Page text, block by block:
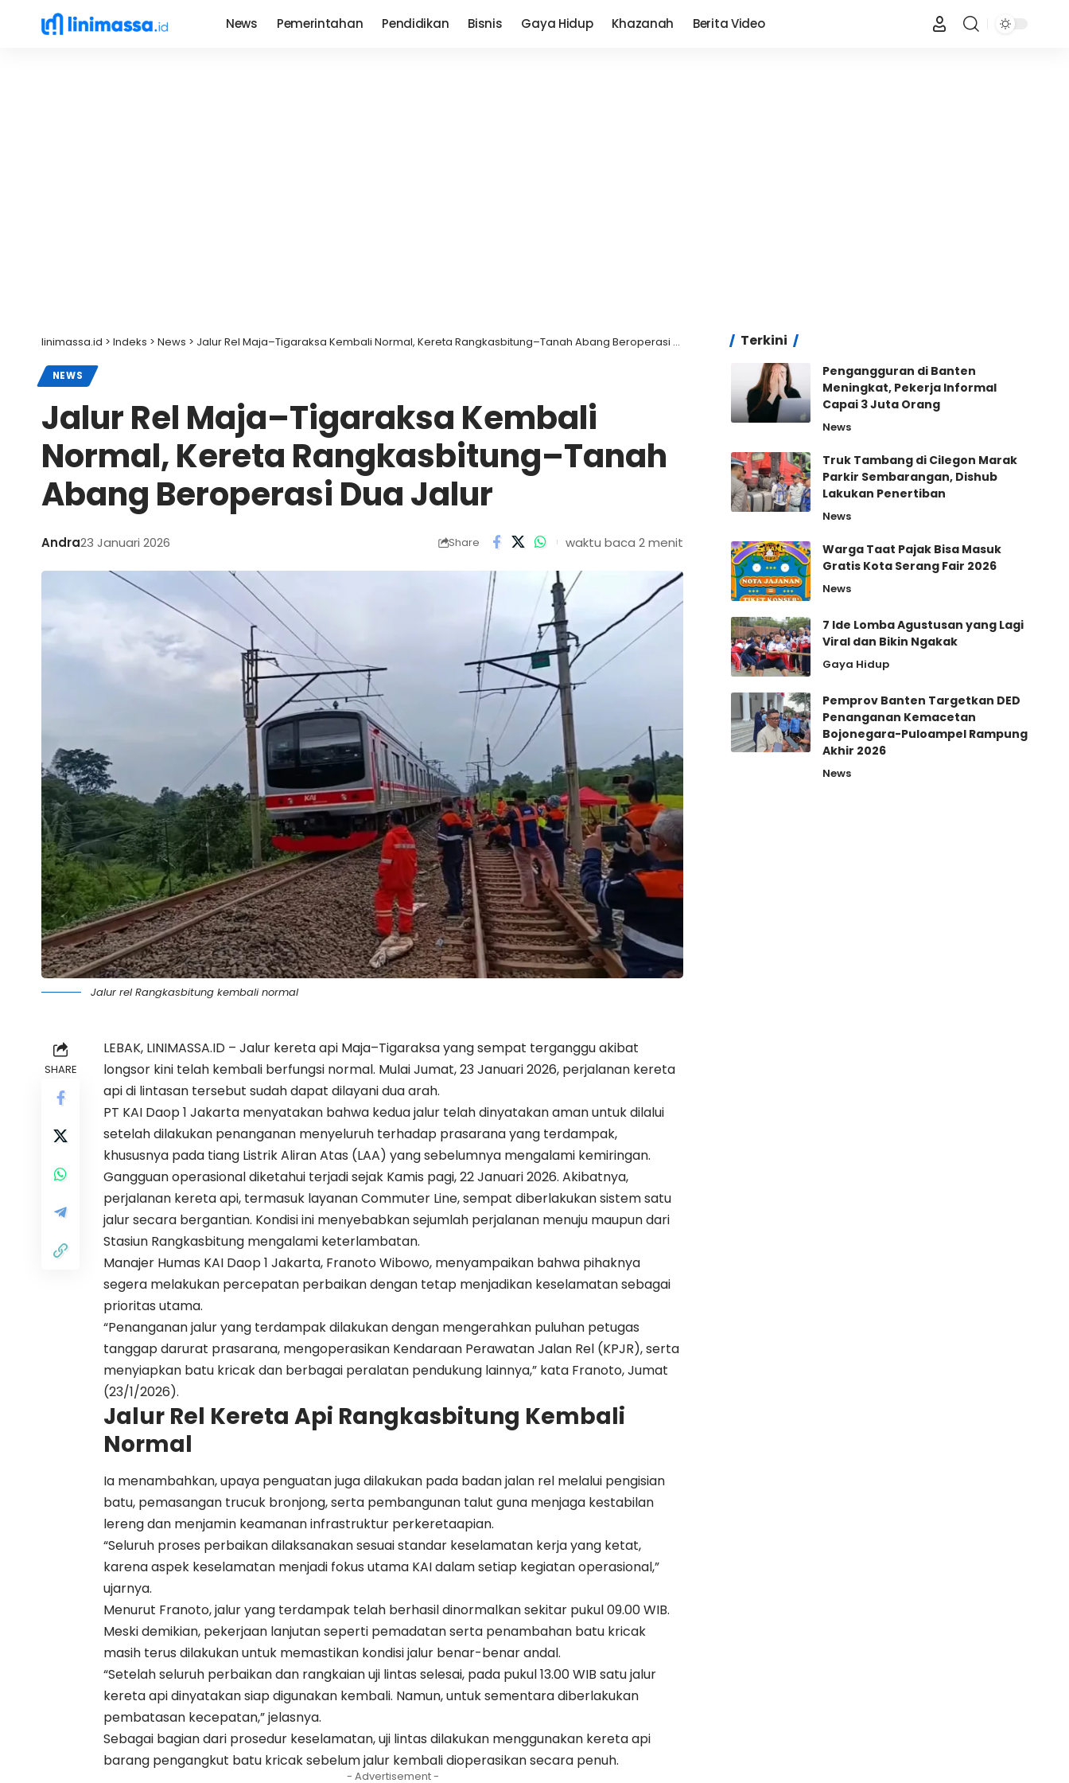
News Pemerintahan Pendidikan Bisnis Gaya Hidup Khazanah Berita Video
linimassa.id > Indeks > News > Jalur Rel Maja–Tigaraksa Kembali Normal, Kereta Rangkasbitung–Tanah Abang Beroperasi Dua Jalur
NEWS
Jalur Rel Maja–Tigaraksa Kembali
Normal, Kereta Rangkasbitung–Tanah
Abang Beroperasi Dua Jalur
Andra23 Januari 2026 Share waktu baca 2 menit
Jalur rel Rangkasbitung kembali normal
SHARE
LEBAK, LINIMASSA.ID – Jalur kereta api Maja–Tigaraksa yang sempat terganggu akibat
longsor kini telah kembali berfungsi normal. Mulai Jumat, 23 Januari 2026, perjalanan kereta
api di lintasan tersebut sudah dapat dilayani dua arah.
PT KAI Daop 1 Jakarta menyatakan bahwa kedua jalur telah dinyatakan aman untuk dilalui
setelah dilakukan penanganan menyeluruh terhadap prasarana yang terdampak,
khususnya pada tiang Listrik Aliran Atas (LAA) yang sebelumnya mengalami kemiringan.
Gangguan operasional diketahui terjadi sejak Kamis pagi, 22 Januari 2026. Akibatnya,
perjalanan kereta api, termasuk layanan Commuter Line, sempat diberlakukan sistem satu
jalur secara bergantian. Kondisi ini menyebabkan sejumlah perjalanan menuju maupun dari
Stasiun Rangkasbitung mengalami keterlambatan.
Manajer Humas KAI Daop 1 Jakarta, Franoto Wibowo, menyampaikan bahwa pihaknya
segera melakukan percepatan perbaikan dengan tetap menjadikan keselamatan sebagai
prioritas utama.
“Penanganan jalur yang terdampak dilakukan dengan mengerahkan puluhan petugas
tanggap darurat prasarana, mengoperasikan Kendaraan Perawatan Jalan Rel (KPJR), serta
menyiapkan batu kricak dan berbagai peralatan pendukung lainnya,” kata Franoto, Jumat
(23/1/2026).
Jalur Rel Kereta Api Rangkasbitung Kembali
Normal
Ia menambahkan, upaya penguatan juga dilakukan pada badan jalan rel melalui pengisian
batu, pemasangan trucuk bronjong, serta pembangunan talut guna menjaga kestabilan
lereng dan menjamin keamanan infrastruktur perkeretaapian.
“Seluruh proses perbaikan dilaksanakan sesuai standar keselamatan kerja yang ketat,
karena aspek keselamatan menjadi fokus utama KAI dalam setiap kegiatan operasional,”
ujarnya.
Menurut Franoto, jalur yang terdampak telah berhasil dinormalkan sekitar pukul 09.00 WIB.
Meski demikian, pekerjaan lanjutan seperti pemadatan serta penambahan batu kricak
masih terus dilakukan untuk memastikan kondisi jalur benar-benar andal.
“Setelah seluruh perbaikan dan rangkaian uji lintas selesai, pada pukul 13.00 WIB satu jalur
kereta api dinyatakan siap digunakan kembali. Namun, untuk sementara diberlakukan
pembatasan kecepatan,” jelasnya.
Sebagai bagian dari prosedur keselamatan, uji lintas dilakukan menggunakan kereta api
barang pengangkut batu kricak sebelum jalur kembali dioperasikan secara penuh.
- Advertisement -
Terkini
Pengangguran di Banten
Meningkat, Pekerja Informal
Capai 3 Juta Orang
News
Truk Tambang di Cilegon Marak
Parkir Sembarangan, Dishub
Lakukan Penertiban
News
Warga Taat Pajak Bisa Masuk
Gratis Kota Serang Fair 2026
News
7 Ide Lomba Agustusan yang Lagi
Viral dan Bikin Ngakak
Gaya Hidup
Pemprov Banten Targetkan DED
Penanganan Kemacetan
Bojonegara-Puloampel Rampung
Akhir 2026
News